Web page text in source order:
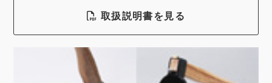
取扱説明書を見る